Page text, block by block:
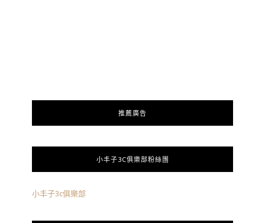
推薦廣告
小丰子3C俱樂部粉絲團
小丰子3c俱樂部